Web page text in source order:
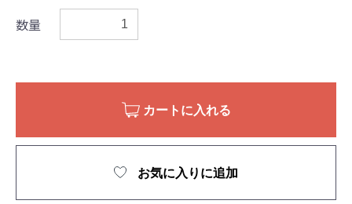
数量
カートに入れる
お気に入りに追加